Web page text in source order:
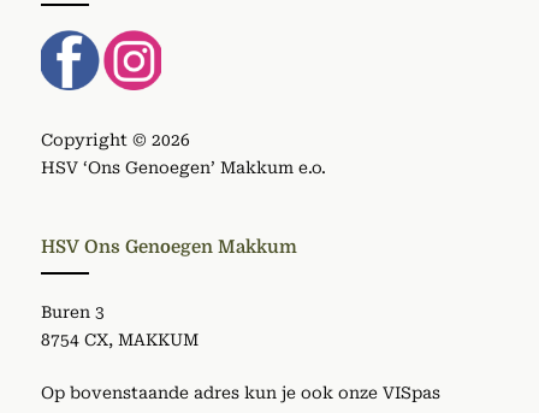
Copyright © 2026
HSV ‘Ons Genoegen’ Makkum e.o.
HSV Ons Genoegen Makkum
Buren 3
8754 CX, MAKKUM
Op bovenstaande adres kun je ook onze VISpas